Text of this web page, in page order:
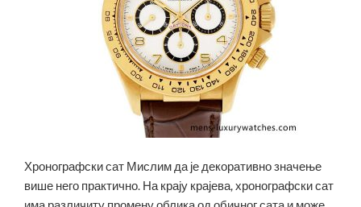
Хронографски сат Мислим да је декоративно значење
више него практично. На крају крајева, хронографски сат